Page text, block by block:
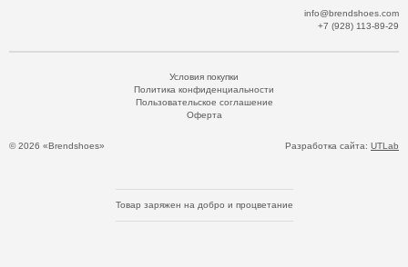
info@brendshoes.com
+7 (928) 113-89-29
© 2026 «Brendshoes»
Условия покупки
Политика конфиденциальности
Пользовательское соглашение
Оферта
Разработка сайта: UTLab
Товар заряжен на добро и процветание